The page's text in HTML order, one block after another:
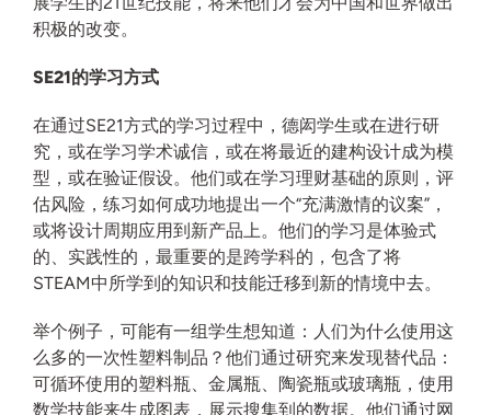
积极的改变。
SE21的学习方式
在通过SE21方式的学习过程中，德闳学生或在进行研
究，或在学习学术诚信，或在将最近的建构设计成为模
型，或在验证假设。他们或在学习理财基础的原则，评
估风险，练习如何成功地提出一个“充满激情的议案”，
或将设计周期应用到新产品上。他们的学习是体验式
的、实践性的，最重要的是跨学科的，包含了将
STEAM中所学到的知识和技能迁移到新的情境中去。
举个例子，可能有一组学生想知道：人们为什么使用这
么多的一次性塑料制品？他们通过研究来发现替代品：
可循环使用的塑料瓶、金属瓶、陶瓷瓶或玻璃瓶，使用
数学技能来生成图表，展示搜集到的数据。他们通过网